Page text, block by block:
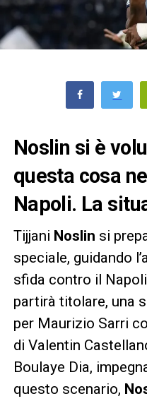
Noslin si è
questa cosa
Napoli. La
Tijjani Noslin si
speciale, guidando
sfida contro il
partirà titolare, una
per Maurizio Sarri
di Valentin
Boulaye Dia,
questo scenario,